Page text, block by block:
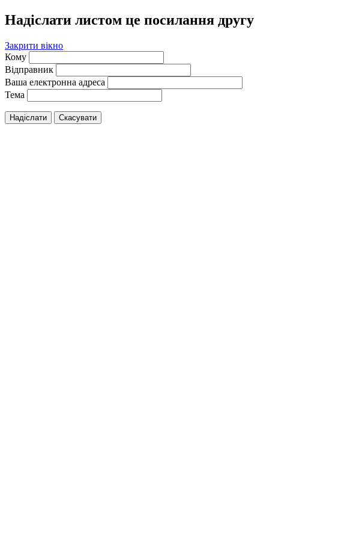
Надіслати листом це посилання другу
Закрити вікно
Кому
Відправник
Ваша електронна адреса
Тема
Надіслати Скасувати